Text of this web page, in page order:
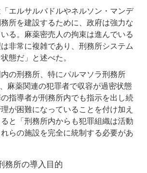
エルサルバドルやネルソン・マンデ
所を建設するために、政府は強力な
る。麻薬密売人の拘束は進んでいる
非常に複雑であり、刑務所システム
態だ」と述べた。
の刑務所、特にパルマソラ刑務所
麻薬関連の犯罪者で収容が過密状態
指導者が刑務所内でも指示を出し続
が困難になっていることを付け加え
と 「刑務所内からも犯罪組織は活動
らの施設を完全に統制する必要があ
務所の導入目的